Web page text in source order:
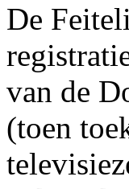
De
van de
(toen